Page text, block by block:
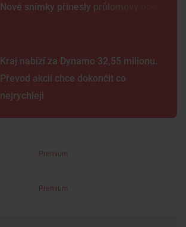
Nové snímky přinesly průlomový objev
Kraj nabízí za Dynamo 32,55 milionu.
Převod akcií chce dokončit co
nejrychleji
Premium
Premium